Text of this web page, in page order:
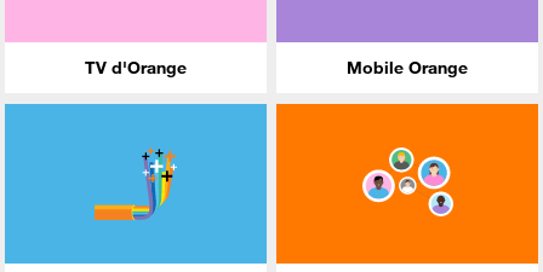
TV d'Orange Mobile Orange